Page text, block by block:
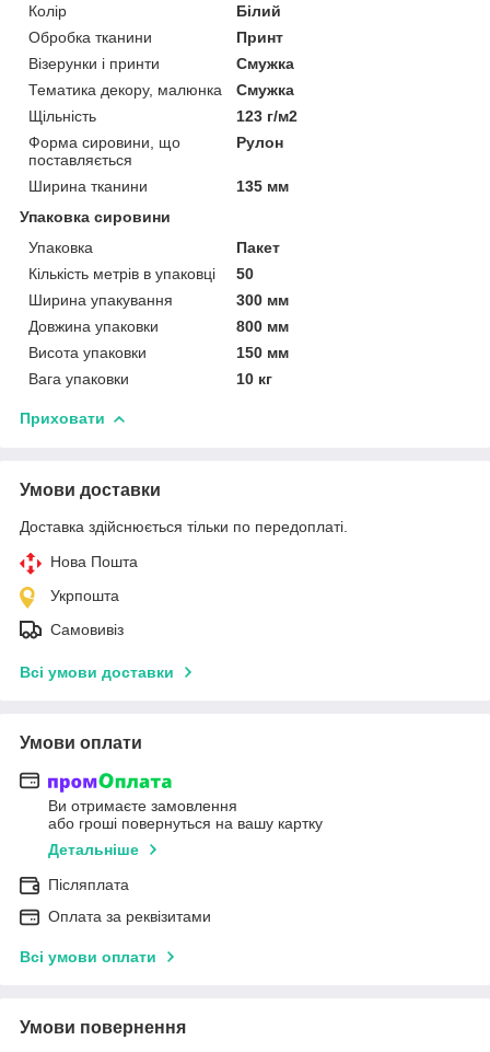
Колір
Білий
Обробка тканини
Принт
Візерунки і принти
Смужка
Тематика декору, малюнка
Смужка
Щільність
123 г/м2
Форма сировини, що
поставляється
Рулон
Ширина тканини
135 мм
Упаковка сировини
Упаковка
Пакет
Кількість метрів в упаковці
50
Ширина упакування
300 мм
Довжина упаковки
800 мм
Висота упаковки
150 мм
Вага упаковки
10 кг
Приховати
Умови доставки
Доставка здійснюється тільки по передоплаті.
Нова Пошта
Укрпошта
Самовивіз
Всі умови доставки
Умови оплати
Ви отримаєте замовлення
або гроші повернуться на вашу картку
Детальніше
Післяплата
Оплата за реквізитами
Всі умови оплати
Умови повернення